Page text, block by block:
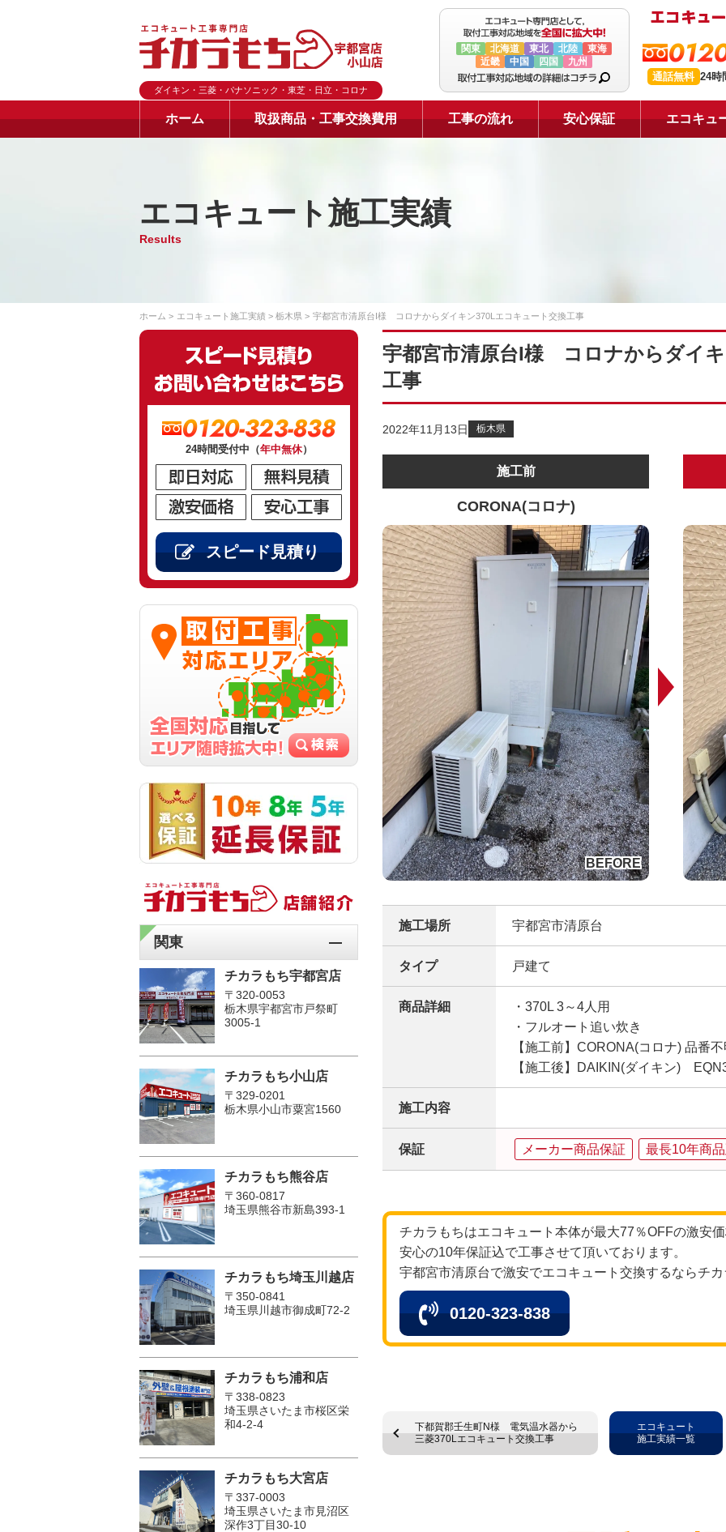
ダイキン・三菱・パナソニック・東芝・日立・コロナ
関東 北海道 東北 北陸
東海
近畿
中国 四国 九州
通話無料 24時
ホーム 取扱商品・工事交換費用 工事の流れ 安心保証 エコキュ
エコキュート施工実績
Results
ホーム エコキュート施工実績 栃木県 宇都宮市清原台I様 コロナからダイキン370Lエコキュート交換工事
宇都宮市清原台I様 コロナからダイ
工事
2022年11月13日 栃木県
施工前
CORONA(コロナ)
施工場所 宇都宮市清原台
タイプ 戸建て
商品詳細
・370L 3～4人用
・フルオート追い炊き
【施工前】CORONA(コロナ) 品番
【施工後】DAIKIN(ダイキン)
施工内容
保証 メーカー商品保証 最長10年商
チカラもちはエコキュート本体が最大77％OFFの激安
安心の10年保証込で工事させて頂いております。
宇都宮市清原台で激安でエコキュート交換するならチ
0120-323-838
下都賀郡壬生町N様 電気温水器から
三菱370Lエコキュート交換工事
エコキュート
施工実績一覧
0120-323-838
24時間受付中（年中無休）
スピード見積り
関東
チカラもち宇都宮店
〒320-0053
栃木県宇都宮市戸祭町
3005-1
チカラもち小山店
〒329-0201
栃木県小山市粟宮1560
チカラもち熊谷店
〒360-0817
埼玉県熊谷市新島393-1
チカラもち埼玉川越店
〒350-0841
埼玉県川越市御成町72-2
チカラもち浦和店
〒338-0823
埼玉県さいたま市桜区栄
和4-2-4
チカラもち大宮店
〒337-0003
埼玉県さいたま市見沼区
深作3丁目30-10